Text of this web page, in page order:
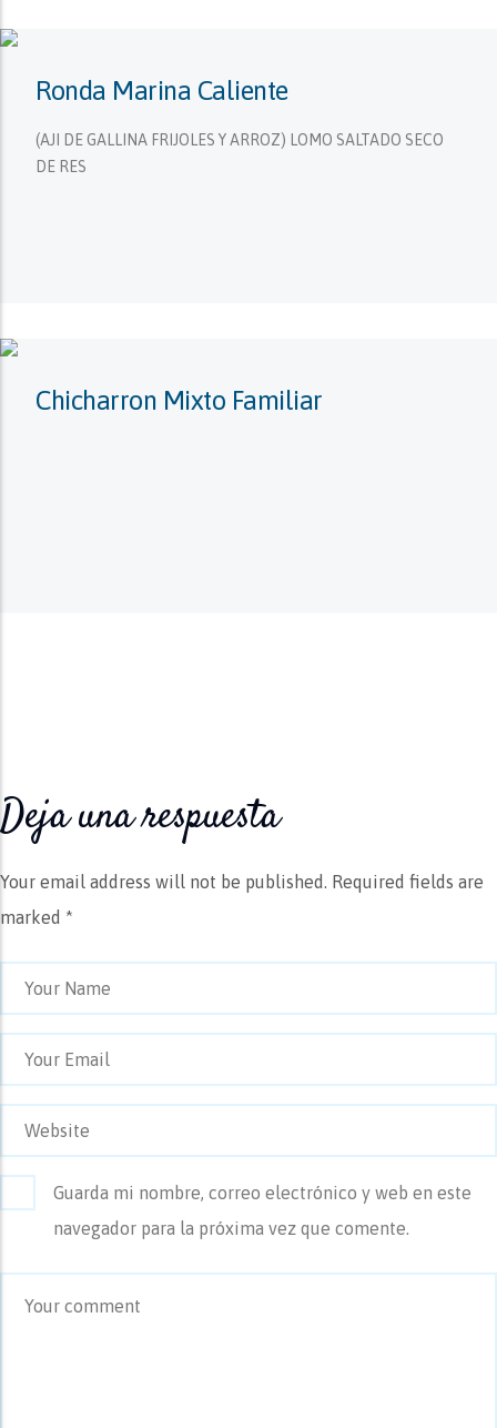
Ronda Marina Caliente
(AJI DE GALLINA FRIJOLES Y ARROZ) LOMO SALTADO SECO
DE RES
Chicharron Mixto Familiar
Deja una respuesta
Your email address will not be published. Required fields are
marked *
Guarda mi nombre, correo electrónico y web en este
navegador para la próxima vez que comente.